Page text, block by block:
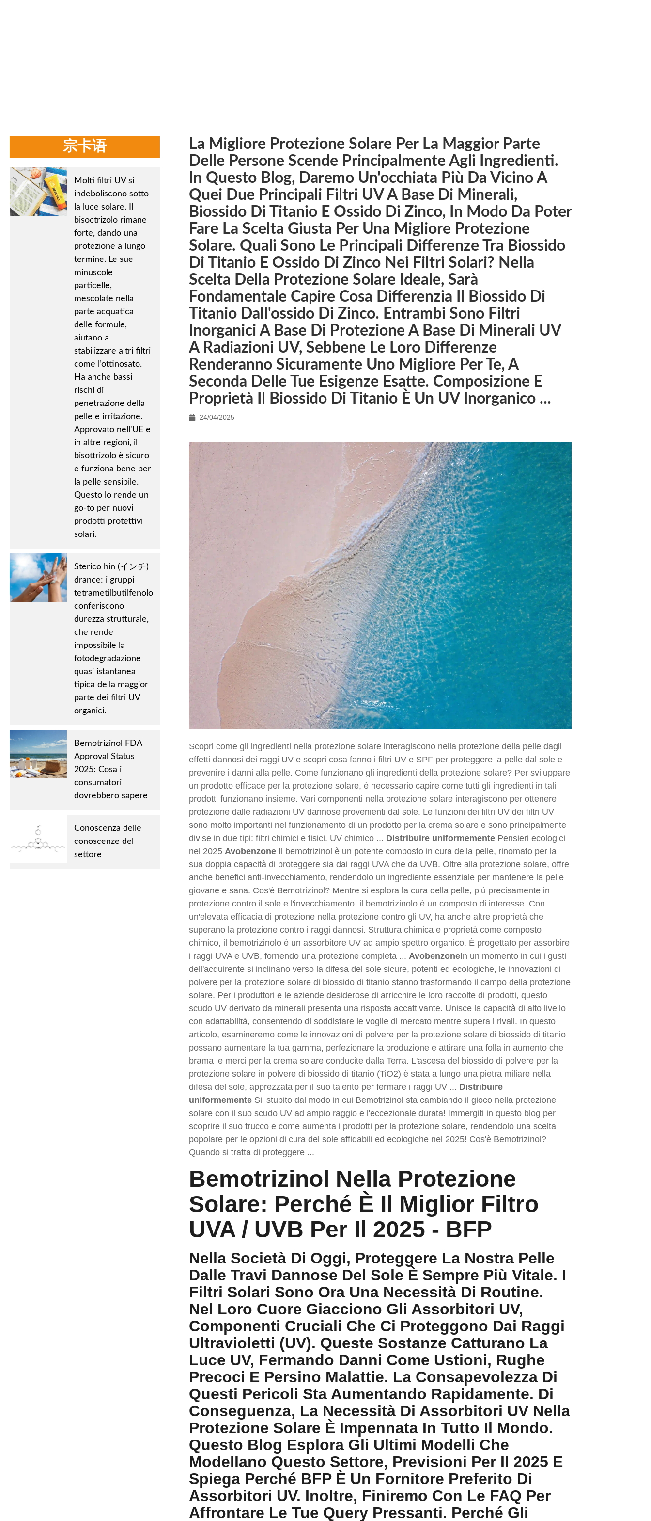
宗卡语
Molti filtri UV si
indeboliscono sotto
la luce solare. Il
bisoctrizolo rimane
forte, dando una
protezione a lungo
termine. Le sue
minuscole
particelle,
mescolate nella
parte acquatica
delle formule,
aiutano a
stabilizzare altri filtri
come l’ottinosato.
Ha anche bassi
rischi di
penetrazione della
pelle e irritazione.
Approvato nell'UE e
in altre regioni, il
bisottrizolo è sicuro
e funziona bene per
la pelle sensibile.
Questo lo rende un
go-to per nuovi
prodotti protettivi
solari.
Sterico hin (インチ)
drance: i gruppi
tetrametilbutilfenolo
conferiscono
durezza strutturale,
che rende
impossibile la
fotodegradazione
quasi istantanea
tipica della maggior
parte dei filtri UV
organici.
Bemotrizinol FDA
Approval Status
2025: Cosa i
consumatori
dovrebbero sapere
Conoscenza delle
conoscenze del
settore
La Migliore Protezione Solare Per La Maggior Parte
Delle Persone Scende Principalmente Agli Ingredienti.
In Questo Blog, Daremo Un'occhiata Più Da Vicino A
Quei Due Principali Filtri UV A Base Di Minerali,
Biossido Di Titanio E Ossido Di Zinco, In Modo Da Poter
Fare La Scelta Giusta Per Una Migliore Protezione
Solare. Quali Sono Le Principali Differenze Tra Biossido
Di Titanio E Ossido Di Zinco Nei Filtri Solari? Nella
Scelta Della Protezione Solare Ideale, Sarà
Fondamentale Capire Cosa Differenzia Il Biossido Di
Titanio Dall'ossido Di Zinco. Entrambi Sono Filtri
Inorganici A Base Di Protezione A Base Di Minerali UV
A Radiazioni UV, Sebbene Le Loro Differenze
Renderanno Sicuramente Uno Migliore Per Te, A
Seconda Delle Tue Esigenze Esatte. Composizione E
Proprietà Il Biossido Di Titanio È Un UV Inorganico ...
24/04/2025
Scopri come gli ingredienti nella protezione solare interagiscono nella protezione della pelle dagli
effetti dannosi dei raggi UV e scopri cosa fanno i filtri UV e SPF per proteggere la pelle dal sole e
prevenire i danni alla pelle. Come funzionano gli ingredienti della protezione solare? Per sviluppare
un prodotto efficace per la protezione solare, è necessario capire come tutti gli ingredienti in tali
prodotti funzionano insieme. Vari componenti nella protezione solare interagiscono per ottenere
protezione dalle radiazioni UV dannose provenienti dal sole. Le funzioni dei filtri UV dei filtri UV
sono molto importanti nel funzionamento di un prodotto per la crema solare e sono principalmente
divise in due tipi: filtri chimici e fisici. UV chimico ... Distribuire uniformemente Pensieri ecologici
nel 2025 Avobenzone Il bemotrizinol è un potente composto in cura della pelle, rinomato per la
sua doppia capacità di proteggere sia dai raggi UVA che da UVB. Oltre alla protezione solare, offre
anche benefici anti-invecchiamento, rendendolo un ingrediente essenziale per mantenere la pelle
giovane e sana. Cos'è Bemotrizinol? Mentre si esplora la cura della pelle, più precisamente in
protezione contro il sole e l'invecchiamento, il bemotrizinolo è un composto di interesse. Con
un'elevata efficacia di protezione nella protezione contro gli UV, ha anche altre proprietà che
superano la protezione contro i raggi dannosi. Struttura chimica e proprietà come composto
chimico, il bemotrizinolo è un assorbitore UV ad ampio spettro organico. È progettato per assorbire
i raggi UVA e UVB, fornendo una protezione completa ... AvobenzoneIn un momento in cui i gusti
dell'acquirente si inclinano verso la difesa del sole sicure, potenti ed ecologiche, le innovazioni di
polvere per la protezione solare di biossido di titanio stanno trasformando il campo della protezione
solare. Per i produttori e le aziende desiderose di arricchire le loro raccolte di prodotti, questo
scudo UV derivato da minerali presenta una risposta accattivante. Unisce la capacità di alto livello
con adattabilità, consentendo di soddisfare le voglie di mercato mentre supera i rivali. In questo
articolo, esamineremo come le innovazioni di polvere per la protezione solare di biossido di titanio
possano aumentare la tua gamma, perfezionare la produzione e attirare una folla in aumento che
brama le merci per la crema solare conducite dalla Terra. L'ascesa del biossido di polvere per la
protezione solare in polvere di biossido di titanio (TiO2) è stata a lungo una pietra miliare nella
difesa del sole, apprezzata per il suo talento per fermare i raggi UV ... Distribuire
uniformemente Sii stupito dal modo in cui Bemotrizinol sta cambiando il gioco nella protezione
solare con il suo scudo UV ad ampio raggio e l'eccezionale durata! Immergiti in questo blog per
scoprire il suo trucco e come aumenta i prodotti per la protezione solare, rendendolo una scelta
popolare per le opzioni di cura del sole affidabili ed ecologiche nel 2025! Cos'è Bemotrizinol?
Quando si tratta di proteggere ...
Bemotrizinol Nella Protezione
Solare: Perché È Il Miglior Filtro
UVA / UVB Per Il 2025 - BFP
Nella Società Di Oggi, Proteggere La Nostra Pelle
Dalle Travi Dannose Del Sole È Sempre Più Vitale. I
Filtri Solari Sono Ora Una Necessità Di Routine.
Nel Loro Cuore Giacciono Gli Assorbitori UV,
Componenti Cruciali Che Ci Proteggono Dai Raggi
Ultravioletti (UV). Queste Sostanze Catturano La
Luce UV, Fermando Danni Come Ustioni, Rughe
Precoci E Persino Malattie. La Consapevolezza Di
Questi Pericoli Sta Aumentando Rapidamente. Di
Conseguenza, La Necessità Di Assorbitori UV Nella
Protezione Solare È Impennata In Tutto Il Mondo.
Questo Blog Esplora Gli Ultimi Modelli Che
Modellano Questo Settore, Previsioni Per Il 2025 E
Spiega Perché BFP È Un Fornitore Preferito Di
Assorbitori UV. Inoltre, Finiremo Con Le FAQ Per
Affrontare Le Tue Query Pressanti. Perché Gli